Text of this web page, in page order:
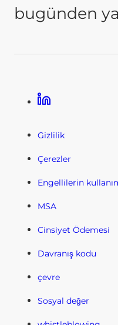
bugünden
Linkedin
Gizlilik
Çerezler
Engellilerin
MSA
Cinsiyet Ödemesi
Davranış kodu
çevre
Sosyal değer